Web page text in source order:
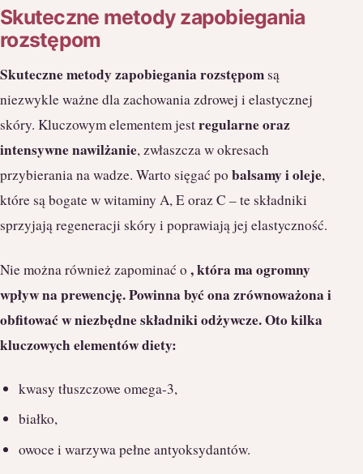
Skuteczne metody zapobiegania
rozstępom
Skuteczne metody zapobiegania rozstępom są
niezwykle ważne dla zachowania zdrowej i elastycznej
skóry. Kluczowym elementem jestregularne oraz
intensywne nawilżanie, zwłaszcza w okresach
przybierania na wadze. Warto sięgać po balsamy i oleje,
które są bogate w witaminy A, E oraz C – te składniki
sprzyjają regeneracji skóry i poprawiają jej elastyczność.
Nie można również zapominać o , która ma ogromny
wpływ na prewencję. Powinna być ona zrównoważona i
obfitować w niezbędne składniki odżywcze. Oto kilka
kluczowych elementów diety:
kwasy tłuszczowe omega-3,
białko,
owoce i warzywa pełne antyoksydantów.